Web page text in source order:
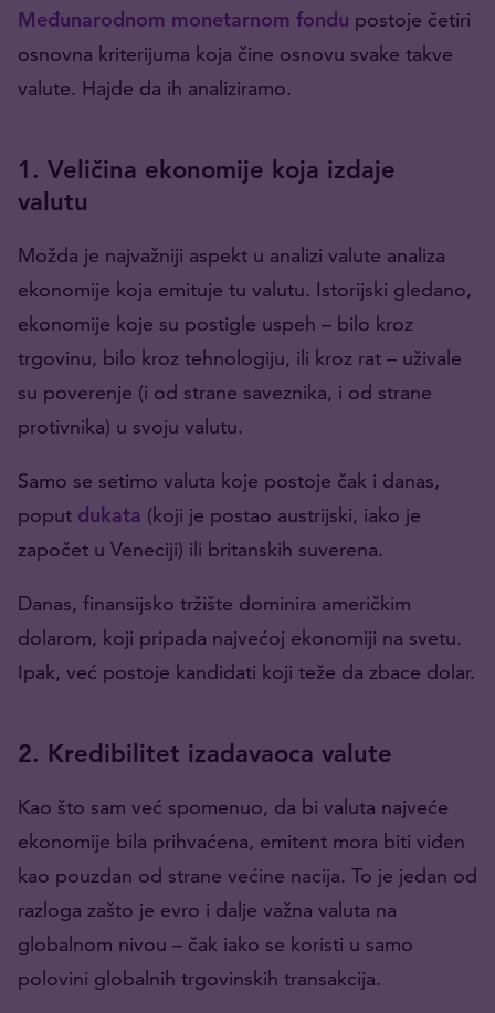
Međunarodnom monetarnom fondu postoje četiri
osnovna kriterijuma koja čine osnovu svake takve
valute. Hajde da ih analiziramo.
1. Veličina ekonomije koja izdaje
valutu
Možda je najvažniji aspekt u analizi valute analiza
ekonomije koja emituje tu valutu. Istorijski gledano,
ekonomije koje su postigle uspeh – bilo kroz
trgovinu, bilo kroz tehnologiju, ili kroz rat – uživale
su poverenje (i od strane saveznika, i od strane
protivnika) u svoju valutu.
Samo se setimo valuta koje postoje čak i danas,
poput dukata (koji je postao austrijski, iako je
započet u Veneciji) ili britanskih suverena.
Danas, finansijsko tržište dominira američkim
dolarom, koji pripada najvećoj ekonomiji na svetu.
Ipak, već postoje kandidati koji teže da zbace dolar.
2. Kredibilitet izadavaoca valute
Kao što sam već spomenuo, da bi valuta najveće
ekonomije bila prihvaćena, emitent mora biti viđen
kao pouzdan od strane većine nacija. To je jedan od
razloga zašto je evro i dalje važna valuta na
globalnom nivou – čak iako se koristi u samo
polovini globalnih trgovinskih transakcija.